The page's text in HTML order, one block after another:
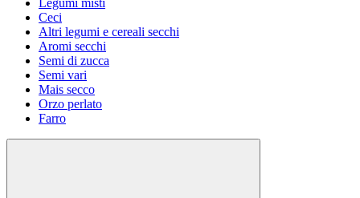
Legumi misti
Ceci
Altri legumi e cereali secchi
Aromi secchi
Semi di zucca
Semi vari
Mais secco
Orzo perlato
Farro